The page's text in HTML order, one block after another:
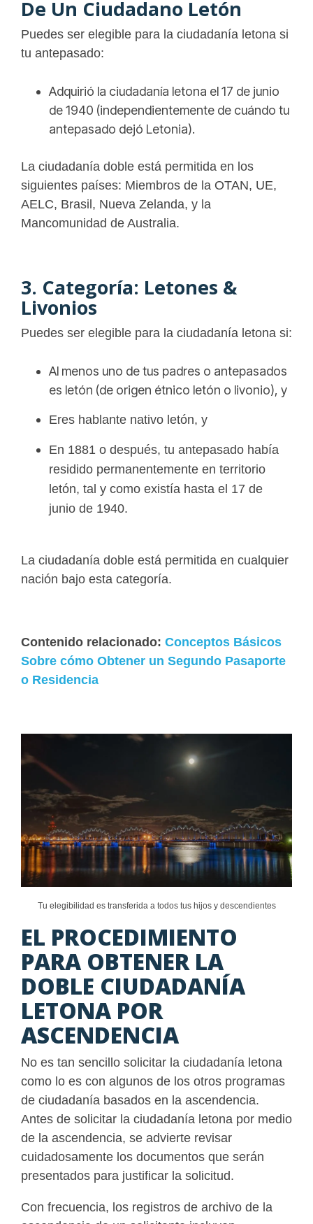
De Un Ciudadano Letón
Puedes ser elegible para la ciudadanía letona si
tu antepasado:
Adquirió la ciudadanía letona el 17 de junio
de 1940 (independientemente de cuándo tu
antepasado dejó Letonia).
La ciudadanía doble está permitida en los
siguientes países: Miembros de la OTAN, UE,
AELC, Brasil, Nueva Zelanda, y la
Mancomunidad de Australia.
3. Categoría: Letones &
Livonios
Puedes ser elegible para la ciudadanía letona si:
Al menos uno de tus padres o antepasados
es letón (de origen étnico letón o livonio), y
Eres hablante nativo letón, y
En 1881 o después, tu antepasado había
residido permanentemente en territorio
letón, tal y como existía hasta el 17 de
junio de 1940.
La ciudadanía doble está permitida en cualquier
nación bajo esta categoría.
Contenido relacionado: Conceptos Básicos
Sobre cómo Obtener un Segundo Pasaporte
o Residencia
Tu elegibilidad es transferida a todos tus hijos y descendientes
EL PROCEDIMIENTO
PARA OBTENER LA
DOBLE CIUDADANÍA
LETONA POR
ASCENDENCIA
No es tan sencillo solicitar la ciudadanía letona
como lo es con algunos de los otros programas
de ciudadanía basados en la ascendencia.
Antes de solicitar la ciudadanía letona por medio
de la ascendencia, se advierte revisar
cuidadosamente los documentos que serán
presentados para justificar la solicitud.
Con frecuencia, los registros de archivo de la